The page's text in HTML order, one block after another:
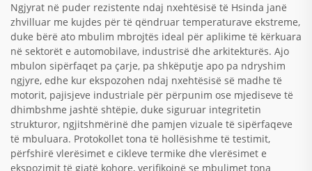
Ngjyrat në puder rezistente ndaj nxehtësisë të Hsinda janë
zhvilluar me kujdes për të qëndruar temperaturave ekstreme,
duke bërë ato mbulim mbrojtës ideal për aplikime të kërkuara
në sektorët e automobilave, industrisë dhe arkitekturës. Ajo
mbulon sipërfaqet pa çarje, pa shkëputje apo pa ndryshim
ngjyre, edhe kur ekspozohen ndaj nxehtësisë së madhe të
motorit, pajisjeve industriale për përpunim ose mjediseve të
dhimbshme jashtë shtëpie, duke siguruar integritetin
strukturor, ngjitshmërinë dhe pamjen vizuale të sipërfaqeve
të mbuluara. Protokollet tona të hollësishme të testimit,
përfshirë vlerësimet e cikleve termike dhe vlerësimet e
ekspozimit të gjatë kohore, verifikojnë se mbulimet tona